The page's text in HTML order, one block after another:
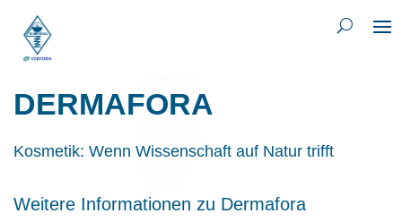
DERMAFORA
Kosmetik: Wenn Wissenschaft auf Natur trifft
Weitere Informationen zu Dermafora